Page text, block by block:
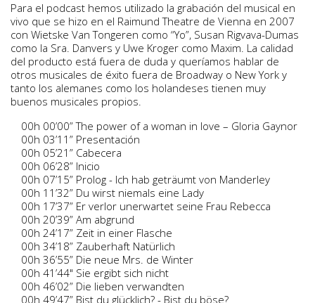
Para el podcast hemos utilizado la grabación del musical en
vivo que se hizo en el Raimund Theatre de Vienna en 2007
con Wietske Van Tongeren como “Yo”, Susan Rigvava-Dumas
como la Sra. Danvers y Uwe Kroger como Maxim. La calidad
del producto está fuera de duda y queríamos hablar de
otros musicales de éxito fuera de Broadway o New York y
tanto los alemanes como los holandeses tienen muy
buenos musicales propios.
00h 00’00” The power of a woman in love – Gloria Gaynor
00h 03’11” Presentación
00h 05’21” Cabecera
00h 06’28” Inicio
00h 07’15” Prolog - Ich hab geträumt von Manderley
00h 11’32” Du wirst niemals eine Lady
00h 17’37” Er verlor unerwartet seine Frau Rebecca
00h 20’39” Am abgrund
00h 24’17” Zeit in einer Flasche
00h 34’18” Zauberhaft Natürlich
00h 36’55” Die neue Mrs. de Winter
00h 41’44" Sie ergibt sich nicht
00h 46’02” Die lieben verwandten
00h 49’47” Bist du glücklich? - Bist du böse?